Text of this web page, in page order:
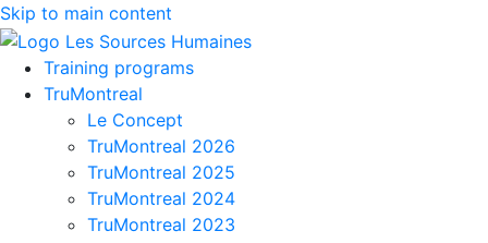
Skip to main content
Training programs
TruMontreal
Le Concept
TruMontreal 2026
TruMontreal 2025
TruMontreal 2024
TruMontreal 2023